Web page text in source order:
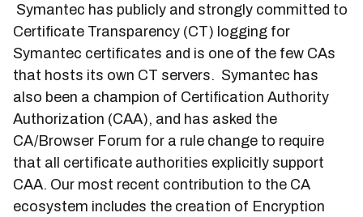
Symantec has publicly and strongly committed to
Certificate Transparency (CT) logging for
Symantec certificates and is one of the few CAs
that hosts its own CT servers. Symantec has
also been a champion of Certification Authority
Authorization (CAA), and has asked the
CA/Browser Forum for a rule change to require
that all certificate authorities explicitly support
CAA. Our most recent contribution to the CA
ecosystem includes the creation of Encryption